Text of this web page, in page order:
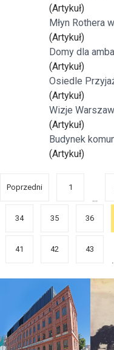
(Artykuł)
Młyn Rothera
(Artykuł)
Domy dla
(Artykuł)
Osiedle
(Artykuł)
Wizje
(Artykuł)
Budynek
(Artykuł)
Poprzedni
1
...
34 35 36
41 42
43